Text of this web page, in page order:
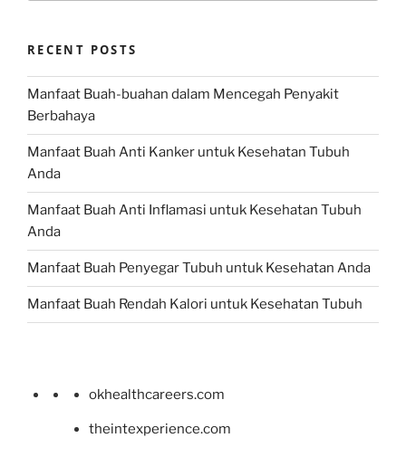
RECENT POSTS
Manfaat Buah-buahan dalam Mencegah Penyakit
Berbahaya
Manfaat Buah Anti Kanker untuk Kesehatan Tubuh
Anda
Manfaat Buah Anti Inflamasi untuk Kesehatan Tubuh
Anda
Manfaat Buah Penyegar Tubuh untuk Kesehatan Anda
Manfaat Buah Rendah Kalori untuk Kesehatan Tubuh
okhealthcareers.com
theintexperience.com